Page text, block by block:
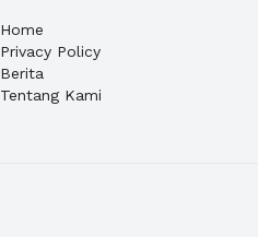
Home
Privacy Policy
Berita
Tentang Kami